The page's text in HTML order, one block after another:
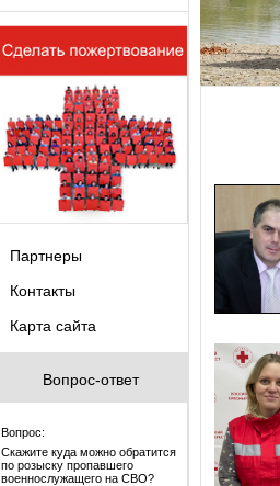
Партнеры
Контакты
Карта сайта
Вопрос-ответ
Вопрос:
Скажите куда можно обратится
по розыску пропавшего
военнослужащего на СВО?